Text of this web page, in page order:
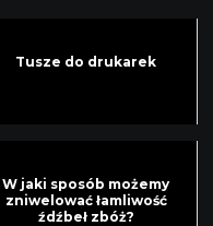
Tusze do drukarek
W jaki sposób możemy
zniwelować łamliwość
źdźbeł zbóż?